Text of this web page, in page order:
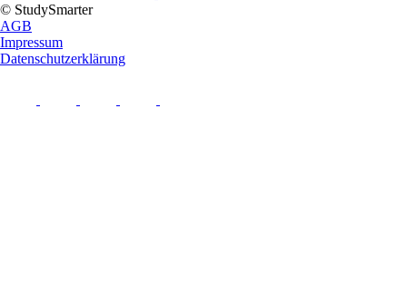
© StudySmarter
AGB
Impressum
Datenschutzerklärung